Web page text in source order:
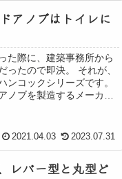
アノブはトイレに
た際に、建築事務所から
ったので即決。 それが、
ンコックシリーズです。
ノブを製造するメーカー
2021.04.03 2023.07.31
レバー型と丸型ど